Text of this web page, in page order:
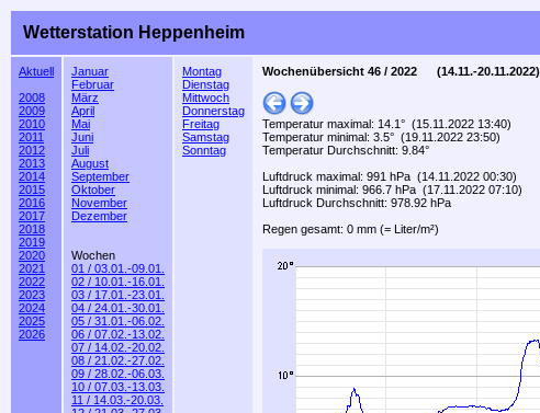
Wetterstation Heppenheim
Aktuell
2008
2009
2010
2011
2012
2013
2014
2015
2016
2017
2018
2019
2020
2021
2022
2023
2024
2025
2026
Januar
Februar
März
April
Mai
Juni
Juli
August
September
Oktober
November
Dezember
Wochen
01 / 03.01.-09.01.
02 / 10.01.-16.01.
03 / 17.01.-23.01.
04 / 24.01.-30.01.
05 / 31.01.-06.02.
06 / 07.02.-13.02.
07 / 14.02.-20.02.
08 / 21.02.-27.02.
09 / 28.02.-06.03.
10 / 07.03.-13.03.
11 / 14.03.-20.03.
Montag
Dienstag
Mittwoch
Donnerstag
Freitag
Samstag
Sonntag
Wochenübersicht 46 / 2022 (14.11.-20.11.2022)
Temperatur maximal: 14.1° (15.11.2022 13:40)
Temperatur minimal: 3.5° (19.11.2022 23:50)
Temperatur Durchschnitt: 9.84°
Luftdruck maximal: 991 hPa (14.11.2022 00:30)
Luftdruck minimal: 966.7 hPa (17.11.2022 07:10)
Luftdruck Durchschnitt: 978.92 hPa
Regen gesamt: 0 mm (= Liter/m²)